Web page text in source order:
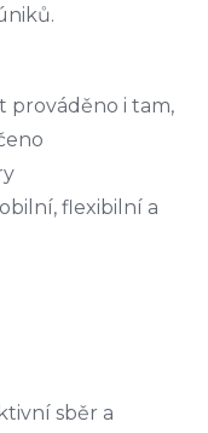
prováděno i tam,
flexibilní a
sběr a